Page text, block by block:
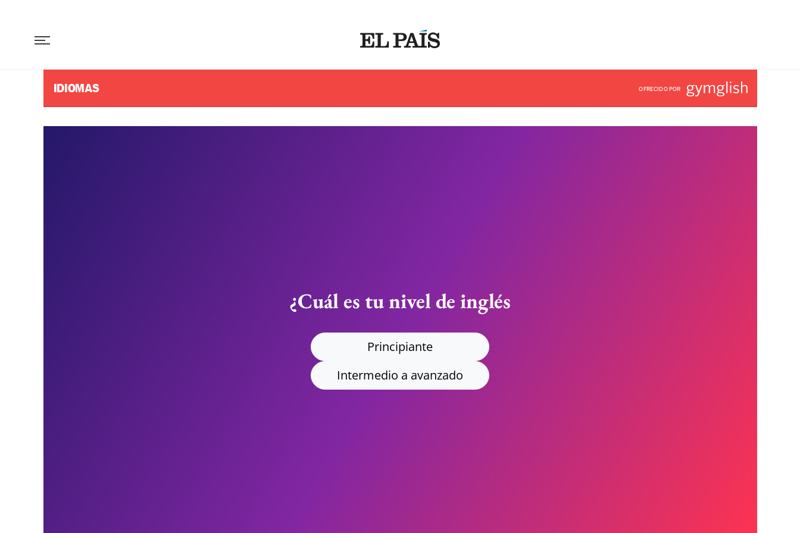
OFRECIDO POR
IDIOMAS
¿Cuál es tu nivel de inglés
Principiante
Intermedio a avanzado